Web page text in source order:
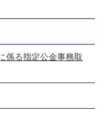
係る指定公金事務取